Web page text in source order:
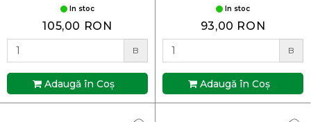
In stoc
105,00 RON
B
Adaugă în Coş
In stoc
93,00 RON
B
Adaugă în Coş